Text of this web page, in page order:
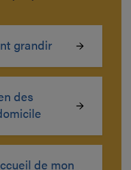
grandir
des
de mon